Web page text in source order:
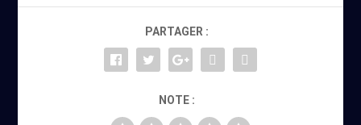
PARTAGER :
NOTE :